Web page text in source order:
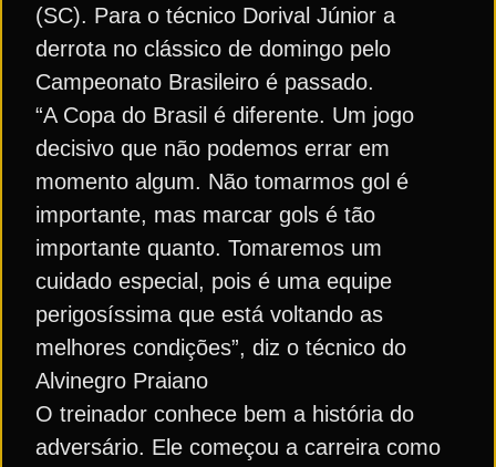
(SC). Para o técnico Dorival Júnior a
derrota no clássico de domingo pelo
Campeonato Brasileiro é passado.
“A Copa do Brasil é diferente. Um jogo
decisivo que não podemos errar em
momento algum. Não tomarmos gol é
importante, mas marcar gols é tão
importante quanto. Tomaremos um
cuidado especial, pois é uma equipe
perigosíssima que está voltando as
melhores condições”, diz o técnico do
Alvinegro Praiano
O treinador conhece bem a história do
adversário. Ele começou a carreira como